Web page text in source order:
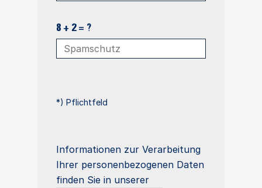
8 + 2 = ?
*) Pflichtfeld
Informationen zur Verarbeitung
Ihrer personenbezogenen Daten
finden Sie in unserer